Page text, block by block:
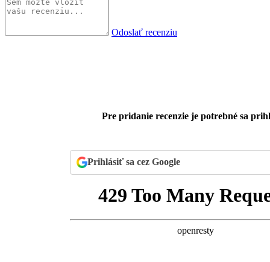
Odoslať recenziu
Pre pridanie recenzie je potrebné sa
Prihlásiť sa cez Google